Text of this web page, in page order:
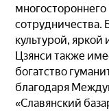
сотрудничества.
культурой,
Цзянси также
богатство
благодаря
«Славянский